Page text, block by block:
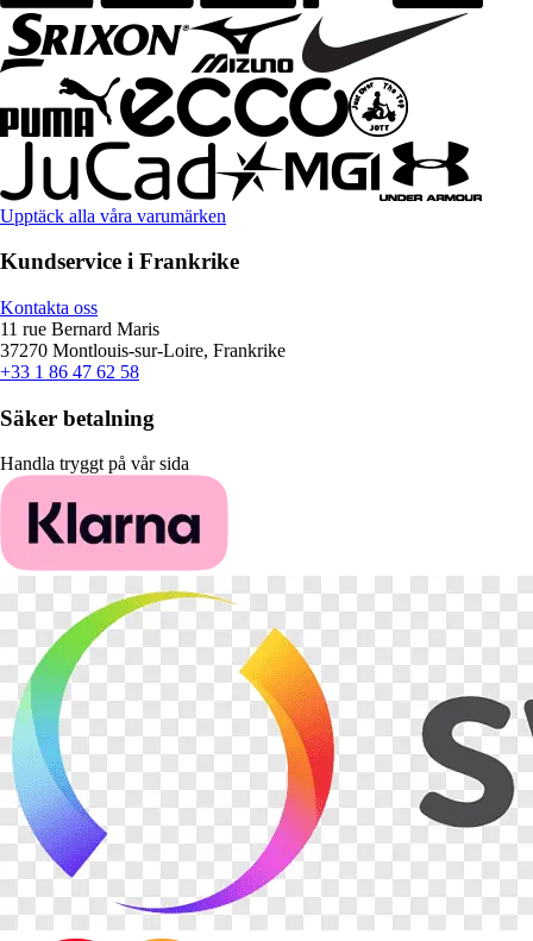
Upptäck alla våra varumärken
Kundservice i Frankrike
Kontakta oss
11 rue Bernard Maris
37270 Montlouis-sur-Loire, Frankrike
+33 1 86 47 62 58
Säker betalning
Handla tryggt på vår sida